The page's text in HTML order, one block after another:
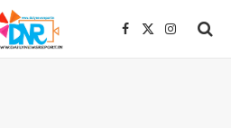
Facebook
X